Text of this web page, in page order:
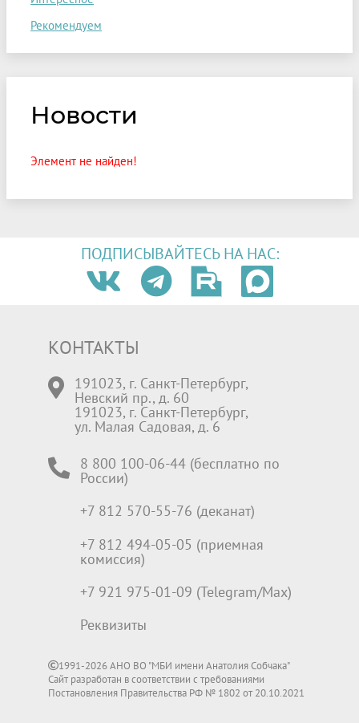
Рекомендуем
Новости
Элемент не найден!
ПОДПИСЫВАЙТЕСЬ НА НАС:
КОНТАКТЫ
191023, г. Санкт-Петербург,
Невский пр., д. 60
191023, г. Санкт-Петербург,
ул. Малая Садовая, д. 6
8 800 100-06-44 (бесплатно по
России)
+7 812 570-55-76 (деканат)
+7 812 494-05-05 (приемная
комиссия)
+7 921 975-01-09 (Telegram/Max)
Реквизиты
1991-2026 АНО ВО "МБИ имени Анатолия Собчака"
Сайт разработан в соответствии с требованиями
Постановления Правительства РФ № 1802 от 20.10.2021